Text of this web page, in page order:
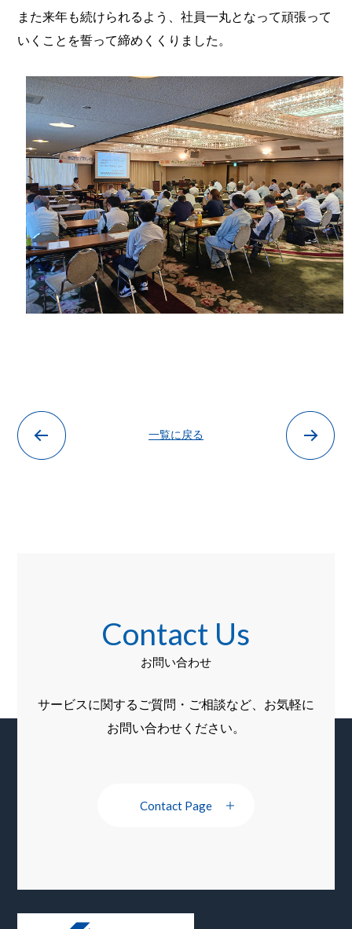
また来年も続けられるよう、社員一丸となって頑張って
いくことを誓って締めくくりました。
一覧に戻る
Contact Us
お問い合わせ
サービスに関するご質問・ご相談など、お気軽に
お問い合わせください。
Contact Page